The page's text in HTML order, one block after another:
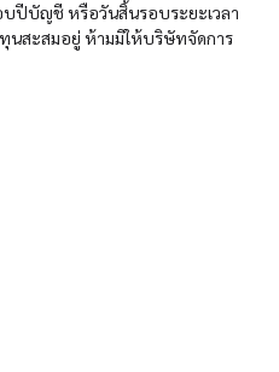
บปีบัญชี หรือวันสิ้นรอบระยะเวลา
นสะสมอยู่ ห้ามมิให้บริษัทจัดการ